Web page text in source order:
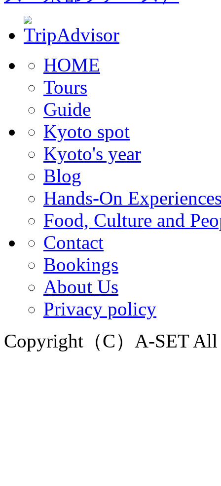
HOME
Tours
Guide
Kyoto spot
Kyoto's year
Blog
Hands-On
Food, Culture and
Contact
Bookings
About Us
Privacy policy
Copyright（C）A-SET All